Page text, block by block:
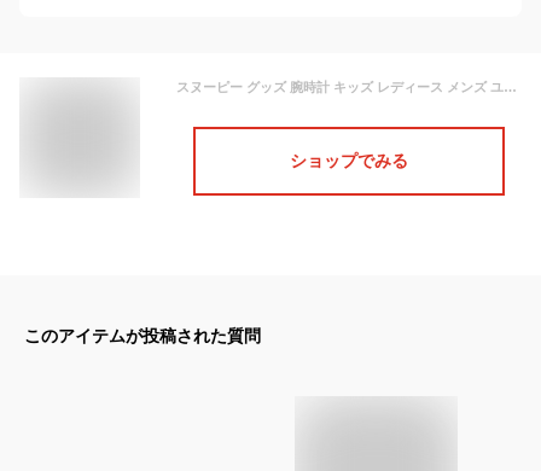
スヌーピー グッズ 腕時計 キッズ レディース メンズ ユニセックス 100M 防水 ラバー ベルト デジタル 表示
ショップでみる
このアイテムが投稿された質問